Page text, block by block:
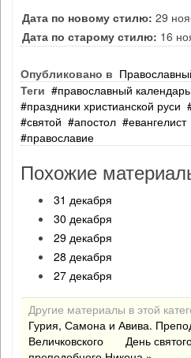
Дата по новому стилю: 29
Дата по старому стилю: 16
Опубликовано в
Теги
православный календарь
праздники христианской руси
святой
апостол евангелист
православие
Похожие
31 декабря
30 декабря
29 декабря
28 декабря
27 декабря
Другие материалы в этой
Гурия, Самона и Авива.
Величковского
День